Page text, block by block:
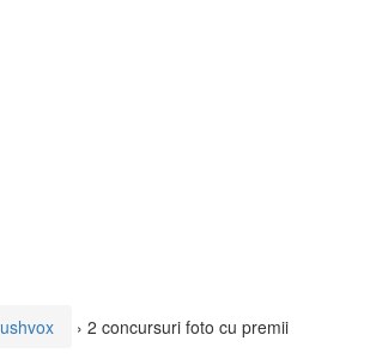
› 2 concursuri foto cu premii